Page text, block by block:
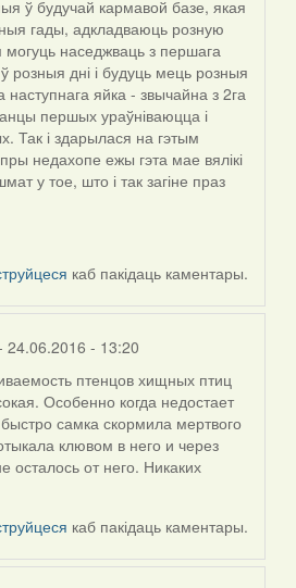
ў будучай кармавой базе, якая
гады, адкладваюць розную
могуць наседжваць з першага
розныя дні і будуць мець розныя
яйка - звычайна з 2га
першых ураўніваюцца і
Так і здарылася на гэтым
недахопе ежы гэта мае вялікі
у тое, што і так загіне праз
каб пакідаць каментары.
24.06.2016 - 13:20
птенцов хищных птиц
Особенно когда недостает
самка скормила мертвого
клювом в него и через
осталось от него. Никаких
каб пакідаць каментары.